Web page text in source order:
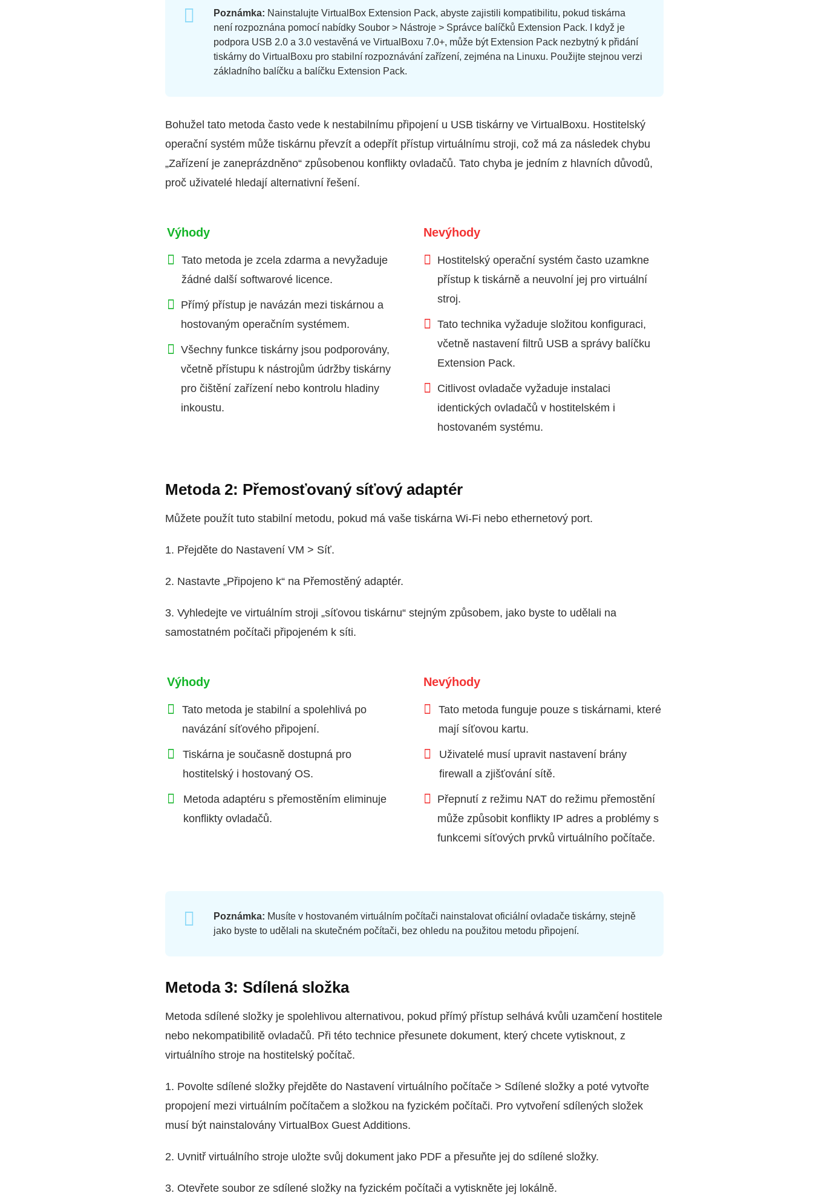
Poznámka: Nainstalujte VirtualBox Extension Pack, abyste zajistili kompatibilitu, pokud tiskárna
není rozpoznána pomocí nabídky Soubor > Nástroje > Správce balíčků Extension Pack. I když je
podpora USB 2.0 a 3.0 vestavěná ve VirtualBoxu 7.0+, může být Extension Pack nezbytný k přidání
tiskárny do VirtualBoxu pro stabilní rozpoznávání zařízení, zejména na Linuxu. Použijte stejnou verzi
základního balíčku a balíčku Extension Pack.
Bohužel tato metoda často vede k nestabilnímu připojení u USB tiskárny ve VirtualBoxu. Hostitelský
operační systém může tiskárnu převzít a odepřít přístup virtuálnímu stroji, což má za následek chybu
„Zařízení je zaneprázdněno“ způsobenou konflikty ovladačů. Tato chyba je jedním z hlavních důvodů,
proč uživatelé hledají alternativní řešení.
Výhody
Tato metoda je zcela zdarma a nevyžaduje
žádné další softwarové licence.
Přímý přístup je navázán mezi tiskárnou a
hostovaným operačním systémem.
Všechny funkce tiskárny jsou podporovány,
včetně přístupu k nástrojům údržby tiskárny
pro čištění zařízení nebo kontrolu hladiny
inkoustu.
Nevýhody
Hostitelský operační systém často uzamkne
přístup k tiskárně a neuvolní jej pro virtuální
stroj.
Tato technika vyžaduje složitou konfiguraci,
včetně nastavení filtrů USB a správy balíčku
Extension Pack.
Citlivost ovladače vyžaduje instalaci
identických ovladačů v hostitelském i
hostovaném systému.
Metoda 2: Přemosťovaný síťový adaptér
Můžete použít tuto stabilní metodu, pokud má vaše tiskárna Wi‑Fi nebo ethernetový port.
1. Přejděte do Nastavení VM > Síť.
2. Nastavte „Připojeno k“ na Přemostěný adaptér.
3. Vyhledejte ve virtuálním stroji „síťovou tiskárnu“ stejným způsobem, jako byste to udělali na
samostatném počítači připojeném k síti.
Výhody
Tato metoda je stabilní a spolehlivá po
navázání síťového připojení.
Tiskárna je současně dostupná pro
hostitelský i hostovaný OS.
Metoda adaptéru s přemostěním eliminuje
konflikty ovladačů.
Nevýhody
Tato metoda funguje pouze s tiskárnami, které
mají síťovou kartu.
Uživatelé musí upravit nastavení brány
firewall a zjišťování sítě.
Přepnutí z režimu NAT do režimu přemostění
může způsobit konflikty IP adres a problémy s
funkcemi síťových prvků virtuálního počítače.
Poznámka: Musíte v hostovaném virtuálním počítači nainstalovat oficiální ovladače tiskárny, stejně
jako byste to udělali na skutečném počítači, bez ohledu na použitou metodu připojení.
Metoda 3: Sdílená složka
Metoda sdílené složky je spolehlivou alternativou, pokud přímý přístup selhává kvůli uzamčení hostitele
nebo nekompatibilitě ovladačů. Při této technice přesunete dokument, který chcete vytisknout, z
virtuálního stroje na hostitelský počítač.
1. Povolte sdílené složky přejděte do Nastavení virtuálního počítače > Sdílené složky a poté vytvořte
propojení mezi virtuálním počítačem a složkou na fyzickém počítači. Pro vytvoření sdílených složek
musí být nainstalovány VirtualBox Guest Additions.
2. Uvnitř virtuálního stroje uložte svůj dokument jako PDF a přesuňte jej do sdílené složky.
3. Otevřete soubor ze sdílené složky na fyzickém počítači a vytiskněte jej lokálně.